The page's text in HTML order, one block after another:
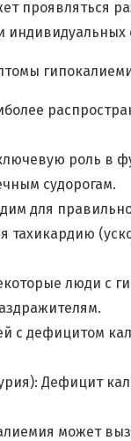
проявляться
роль в
судорогам.
для
тахикардию
люди с
с дефицитом
Дефицит
может